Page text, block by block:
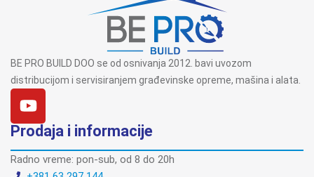
BE PRO BUILD DOO se od osnivanja 2012. bavi uvozom
distribucijom i servisiranjem građevinske opreme, mašina i alata.
Prodaja i informacije
Radno vreme: pon-sub, od 8 do 20h